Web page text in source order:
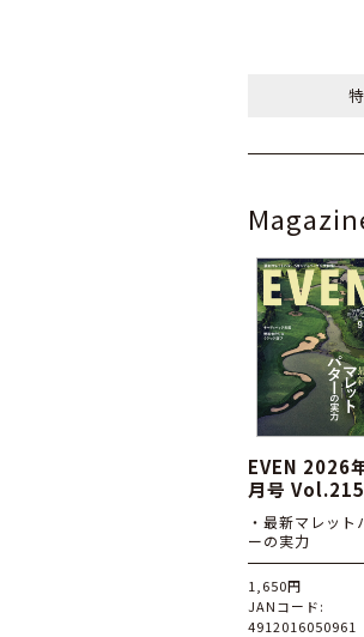
EVEN 2026
月号 Vol.215
・最新マレット
ーの実力
1,650円
JANコード:
4912016050961